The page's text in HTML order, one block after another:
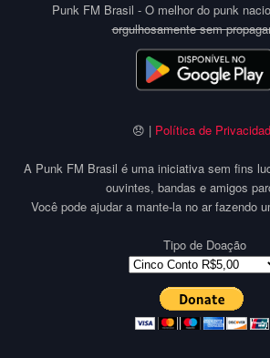
Punk FM Brasil - O melhor do punk
orgulhosamente sem
😞 | Política de
A Punk FM Brasil é uma iniciativa sem fins
ouvintes, bandas e amigos
Você pode ajudar a mante-la no ar fazendo
Tipo de Doação